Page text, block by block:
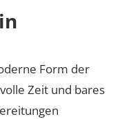
Form der
Zeit und bares